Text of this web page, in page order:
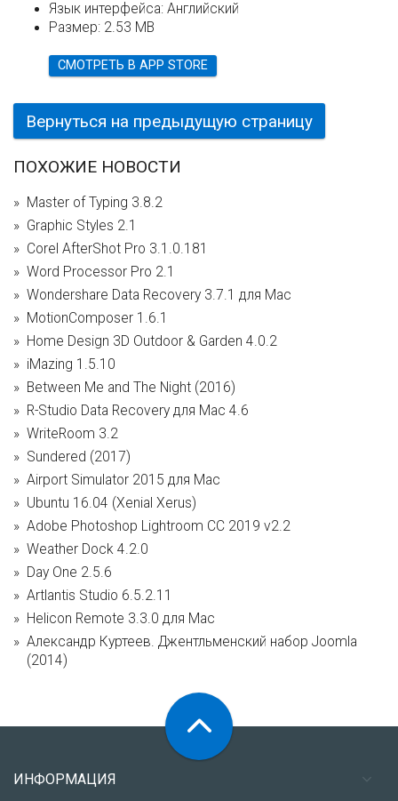
Язык интерфейса: Английский
Размер: 2.53 MB
СМОТРЕТЬ В APP STORE
Вернуться на предыдущую страницу
ПОХОЖИЕ НОВОСТИ
Master of Typing 3.8.2
Graphic Styles 2.1
Corel AfterShot Pro 3.1.0.181
Word Processor Pro 2.1
Wondershare Data Recovery 3.7.1 для Mac
MotionComposer 1.6.1
Home Design 3D Outdoor & Garden 4.0.2
iMazing 1.5.10
Between Me and The Night (2016)
R-Studio Data Recovery для Mac 4.6
WriteRoom 3.2
Sundered (2017)
Airport Simulator 2015 для Mac
Ubuntu 16.04 (Xenial Xerus)
Adobe Photoshop Lightroom CC 2019 v2.2
Weather Dock 4.2.0
Day One 2.5.6
Artlantis Studio 6.5.2.11
Helicon Remote 3.3.0 для Mac
Александр Куртеев. Джентльменский набор Joomla
(2014)
ИНФОРМАЦИЯ